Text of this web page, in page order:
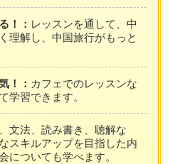
！： レッスンを通して、中
理解し、中国旅行がもっと
！： カフェでのレッスンな
学習できます。
文法、読み書き、聴解な
スキルアップを目指した内
についても学べます。